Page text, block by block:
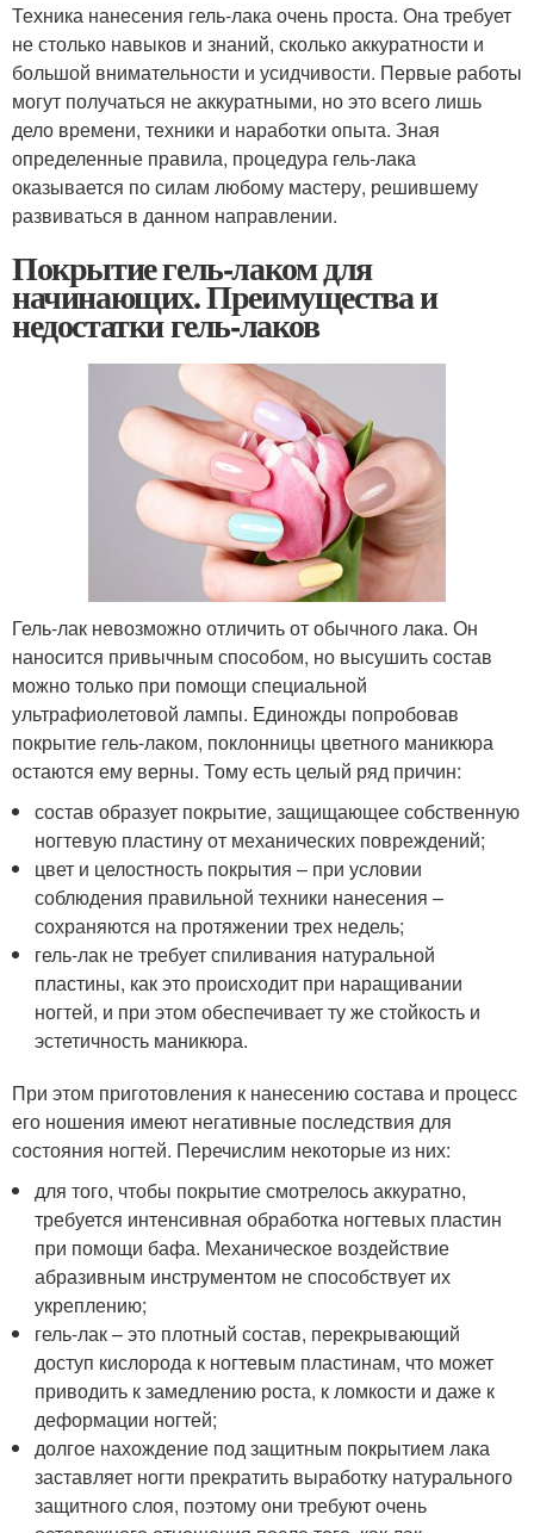
Техника нанесения гель-лака очень проста. Она требует
не столько навыков и знаний, сколько аккуратности и
большой внимательности и усидчивости. Первые работы
могут получаться не аккуратными, но это всего лишь
дело времени, техники и наработки опыта. Зная
определенные правила, процедура гель-лака
оказывается по силам любому мастеру, решившему
развиваться в данном направлении.
Покрытие гель-лаком для
начинающих. Преимущества и
недостатки гель-лаков
Гель-лак невозможно отличить от обычного лака. Он
наносится привычным способом, но высушить состав
можно только при помощи специальной
ультрафиолетовой лампы. Единожды попробовав
покрытие гель-лаком, поклонницы цветного маникюра
остаются ему верны. Тому есть целый ряд причин:
состав образует покрытие, защищающее собственную
ногтевую пластину от механических повреждений;
цвет и целостность покрытия – при условии
соблюдения правильной техники нанесения –
сохраняются на протяжении трех недель;
гель-лак не требует спиливания натуральной
пластины, как это происходит при наращивании
ногтей, и при этом обеспечивает ту же стойкость и
эстетичность маникюра.
При этом приготовления к нанесению состава и процесс
его ношения имеют негативные последствия для
состояния ногтей. Перечислим некоторые из них:
для того, чтобы покрытие смотрелось аккуратно,
требуется интенсивная обработка ногтевых пластин
при помощи бафа. Механическое воздействие
абразивным инструментом не способствует их
укреплению;
гель-лак – это плотный состав, перекрывающий
доступ кислорода к ногтевым пластинам, что может
приводить к замедлению роста, к ломкости и даже к
деформации ногтей;
долгое нахождение под защитным покрытием лака
заставляет ногти прекратить выработку натурального
защитного слоя, поэтому они требуют очень